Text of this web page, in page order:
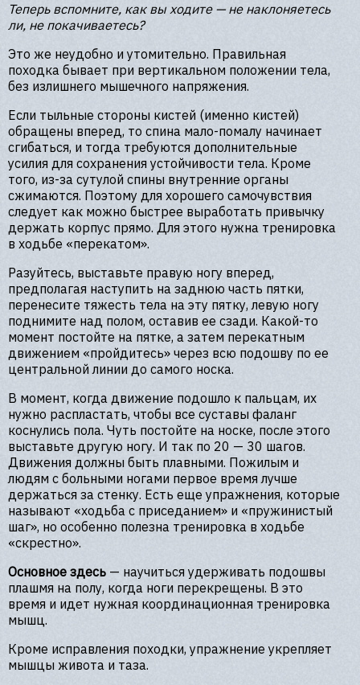
Теперь вспомните, как вы ходите — не наклоняетесь
ли, не покачиваетесь?
Это же неудобно и утомительно. Правильная
походка бывает при вертикальном положении тела,
без излишнего мышечного напряжения.
Если тыльные стороны кистей (именно кистей)
обращены вперед, то спина мало-помалу начинает
сгибаться, и тогда требуются дополнительные
усилия для сохранения устойчивости тела. Кроме
того, из-за сутулой спины внутренние органы
сжимаются. Поэтому для хорошего самочувствия
следует как можно быстрее выработать привычку
держать корпус прямо. Для этого нужна тренировка
в ходьбе «перекатом».
Разуйтесь, выставьте правую ногу вперед,
предполагая наступить на заднюю часть пятки,
перенесите тяжесть тела на эту пятку, левую ногу
поднимите над полом, оставив ее сзади. Какой-то
момент постойте на пятке, а затем перекатным
движением «пройдитесь» через всю подошву по ее
центральной линии до самого носка.
В момент, когда движение подошло к пальцам, их
нужно распластать, чтобы все суставы фаланг
коснулись пола. Чуть постойте на носке, после этого
выставьте другую ногу. И так по 20 — 30 шагов.
Движения должны быть плавными. Пожилым и
людям с больными ногами первое время лучше
держаться за стенку. Есть еще упражнения, которые
называют «ходьба с приседанием» и «пружинистый
шаг», но особенно полезна тренировка в ходьбе
«скрестно».
Основное здесь — научиться удерживать подошвы
плашмя на полу, когда ноги перекрещены. В это
время и идет нужная координационная тренировка
мышц.
Кроме исправления походки, упражнение укрепляет
мышцы живота и таза.